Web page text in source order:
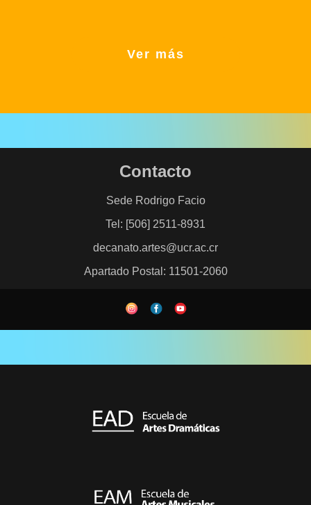
Ver más
Contacto
Sede Rodrigo Facio
Tel: [506] 2511-8931
decanato.artes@ucr.ac.cr
Apartado Postal: 11501-2060